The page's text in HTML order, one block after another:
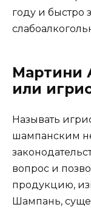
году и быстро
Мартини
или
Называть
шампанским
вопрос и
продукцию,
Шампань,